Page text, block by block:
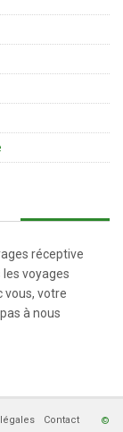
réceptive
voyages
vous, votre
à nous
Contact
©